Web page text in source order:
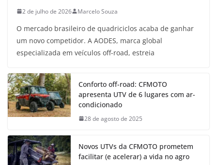
2 de julho de 2026 Marcelo Souza
O mercado brasileiro de quadriciclos acaba de ganhar
um novo competidor. A AODES, marca global
especializada em veículos off-road, estreia
Conforto off-road: CFMOTO
apresenta UTV de 6 lugares com ar-
condicionado
28 de agosto de 2025
Novos UTVs da CFMOTO prometem
facilitar (e acelerar) a vida no agro